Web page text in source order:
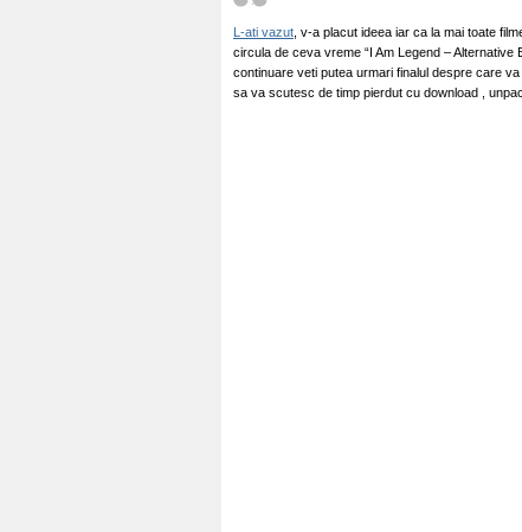
L-ati vazut , v-a placut ideea iar ca la mai toate
circula de ceva vreme “I Am Legend – Alternative
continuare veti putea urmari finalul despre care
sa va scutesc de timp pierdut cu download ,